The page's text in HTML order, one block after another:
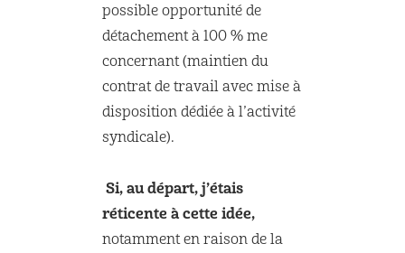
possible opportunité de
détachement à 100 % me
concernant (maintien du
contrat de travail avec mise à
disposition dédiée à l’activité
syndicale).
Si, au départ, j’étais
réticente à cette idée,
notamment en raison de la